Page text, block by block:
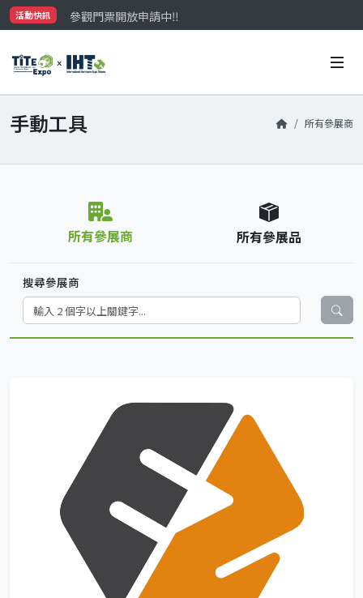
活動快訊
參觀門票開放申請中‼️
最大規模台灣五金展TiTE x IHT，2026/10/20-22與您在
手動工具 所有參展商
所有參展商 所有參展品
搜尋參展商